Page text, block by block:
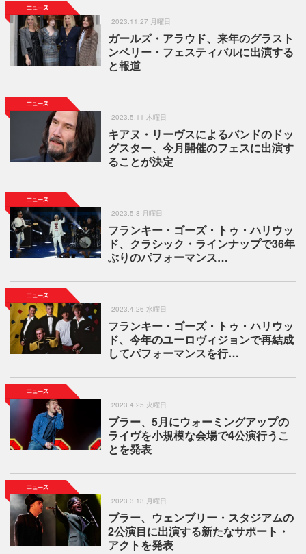
2023.11.27 月曜日
ガールズ・アラウド、来年のグラスト
ンベリー・フェスティバルに出演する
と報道
2023.5.11 木曜日
キアヌ・リーヴスによるバンドのドッ
グスター、今月開催のフェスに出演す
ることが決定
2023.5.8 月曜日
フランキー・ゴーズ・トゥ・ハリウッ
ド、クラシック・ラインナップで36年
ぶりのパフォーマンス…
2023.4.26 水曜日
フランキー・ゴーズ・トゥ・ハリウッ
ド、今年のユーロヴィジョンで再結成
してパフォーマンスを行…
2023.4.25 火曜日
ブラー、5月にウォーミングアップの
ライヴを小規模な会場で4公演行うこ
とを発表
2023.3.13 月曜日
ブラー、ウェンブリー・スタジアムの
2公演目に出演する新たなサポート・
アクトを発表